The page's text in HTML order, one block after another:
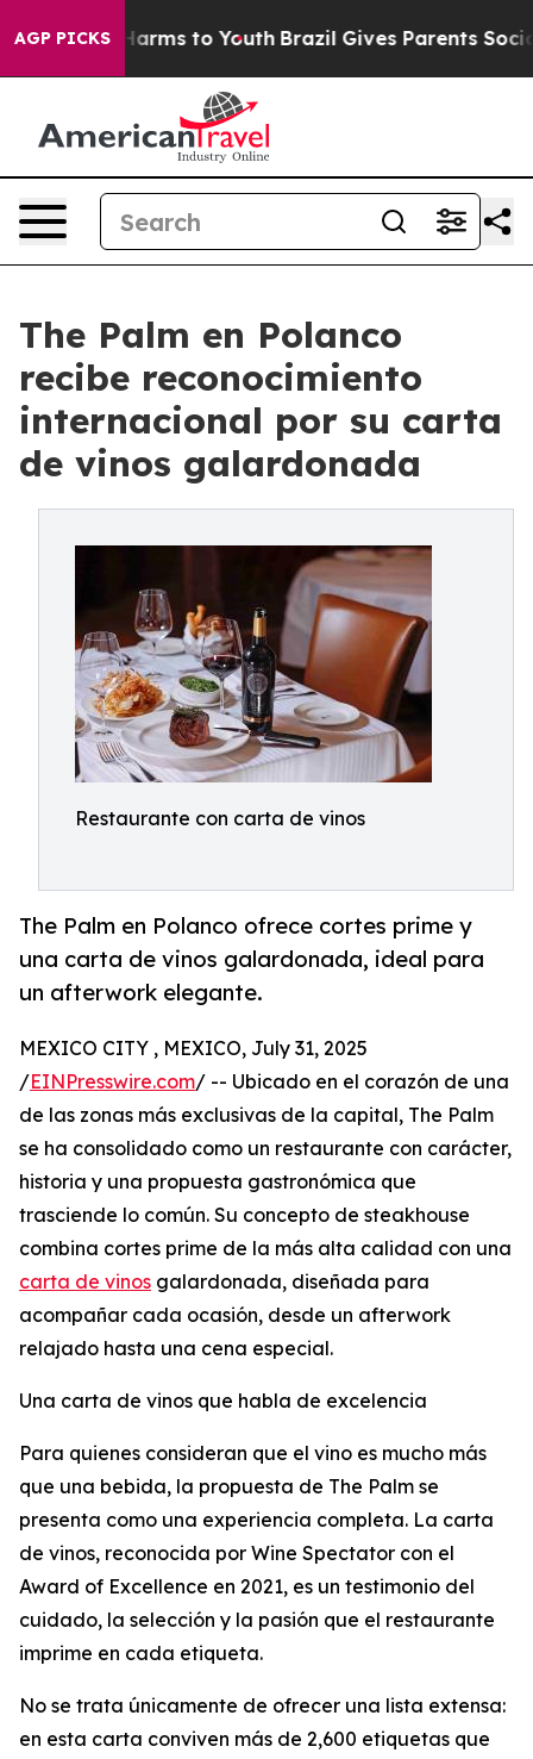
AGP PICKSHarms to Youth Brazil Gives Parents Social
The Palm en Polanco
recibe reconocimiento
internacional por su carta
de vinos galardonada
Restaurante con carta de vinos
The Palm en Polanco ofrece cortes prime y
una carta de vinos galardonada, ideal para
un afterwork elegante.
MEXICO CITY , MEXICO, July 31, 2025
/EINPresswire.com/ -- Ubicado en el corazón de una
de las zonas más exclusivas de la capital, The Palm
se ha consolidado como un restaurante con carácter,
historia y una propuesta gastronómica que
trasciende lo común. Su concepto de steakhouse
combina cortes prime de la más alta calidad con una
carta de vinos galardonada, diseñada para
acompañar cada ocasión, desde un afterwork
relajado hasta una cena especial.
Una carta de vinos que habla de excelencia
Para quienes consideran que el vino es mucho más
que una bebida, la propuesta de The Palm se
presenta como una experiencia completa. La carta
de vinos, reconocida por Wine Spectator con el
Award of Excellence en 2021, es un testimonio del
cuidado, la selección y la pasión que el restaurante
imprime en cada etiqueta.
No se trata únicamente de ofrecer una lista extensa:
en esta carta conviven más de 2,600 etiquetas que